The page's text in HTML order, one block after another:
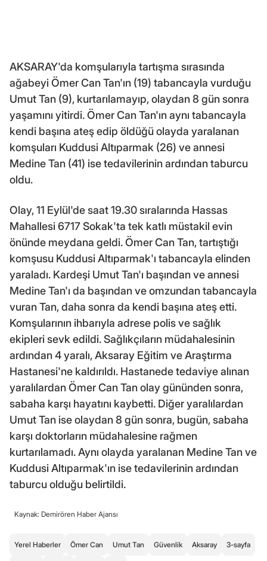
AKSARAY'da komşularıyla tartışma sırasında
ağabeyi Ömer Can Tan'ın (19) tabancayla vurduğu
Umut Tan (9), kurtarılamayıp, olaydan 8 gün sonra
yaşamını yitirdi. Ömer Can Tan'ın aynı tabancayla
kendi başına ateş edip öldüğü olayda yaralanan
komşuları Kuddusi Altıparmak (26) ve annesi
Medine Tan (41) ise tedavilerinin ardından taburcu
oldu.
Olay, 11 Eylül'de saat 19.30 sıralarında Hassas
Mahallesi 6717 Sokak'ta tek katlı müstakil evin
önünde meydana geldi. Ömer Can Tan, tartıştığı
komşusu Kuddusi Altıparmak'ı tabancayla elinden
yaraladı. Kardeşi Umut Tan'ı başından ve annesi
Medine Tan'ı da başından ve omzundan tabancayla
vuran Tan, daha sonra da kendi başına ateş etti.
Komşularının ihbarıyla adrese polis ve sağlık
ekipleri sevk edildi. Sağlıkçıların müdahalesinin
ardından 4 yaralı, Aksaray Eğitim ve Araştırma
Hastanesi'ne kaldırıldı. Hastanede tedaviye alınan
yaralılardan Ömer Can Tan olay gününden sonra,
sabaha karşı hayatını kaybetti. Diğer yaralılardan
Umut Tan ise olaydan 8 gün sonra, bugün, sabaha
karşı doktorların müdahalesine rağmen
kurtarılamadı. Aynı olayda yaralanan Medine Tan ve
Kuddusi Altıparmak'ın ise tedavilerinin ardından
taburcu olduğu belirtildi.
Kaynak: Demirören Haber Ajansı
Yerel Haberler Ömer Can Umut Tan Güvenlik Aksaray 3-sayfa